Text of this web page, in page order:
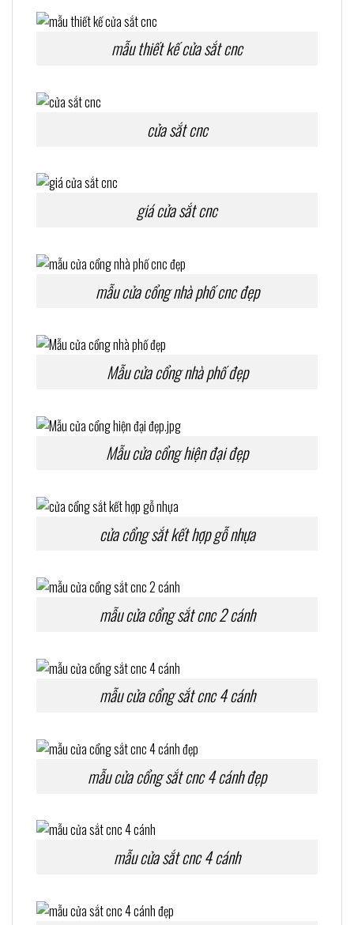
mẫu thiết kế cửa sắt cnc
cửa sắt cnc
giá cửa sắt cnc
mẫu cửa cổng nhà phố cnc đẹp
Mẫu cửa cổng nhà phố đẹp
Mẫu cửa cổng hiện đại đẹp
cửa cổng sắt kết hợp gỗ nhựa
mẫu cửa cổng sắt cnc 2 cánh
mẫu cửa cổng sắt cnc 4 cánh
mẫu cửa cổng sắt cnc 4 cánh đẹp
mẫu cửa sắt cnc 4 cánh